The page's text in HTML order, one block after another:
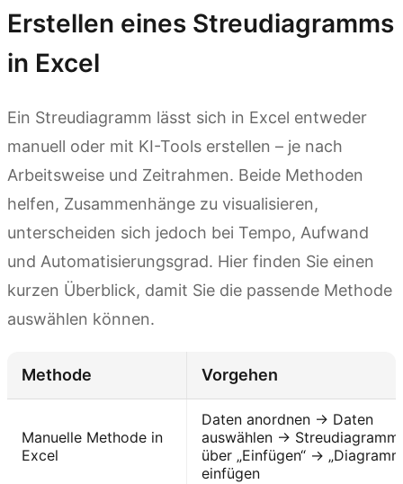
Erstellen eines Streudiagramms
in Excel
Ein Streudiagramm lässt sich in Excel entweder
manuell oder mit KI-Tools erstellen – je nach
Arbeitsweise und Zeitrahmen. Beide Methoden
helfen, Zusammenhänge zu visualisieren,
unterscheiden sich jedoch bei Tempo, Aufwand
und Automatisierungsgrad. Hier finden Sie einen
kurzen Überblick, damit Sie die passende Methode
auswählen können.
Methode Vorgehen
Manuelle Methode in
Excel
Daten anordnen → Daten
auswählen → Streudiagramm
über „Einfügen“ →
einfügen